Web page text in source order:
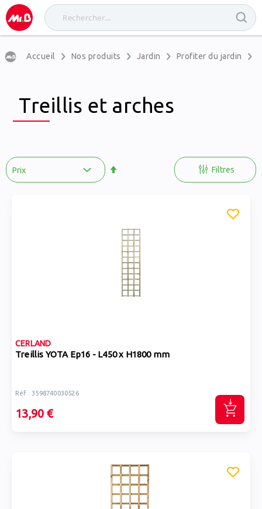
Accueil Nos produits Jardin Profiter du jardin
Treillis et arches
Filtres
CERLAND
Treillis YOTA Ep16 - L450 x H1800 mm
Réf : 3598740030526
13,90 €